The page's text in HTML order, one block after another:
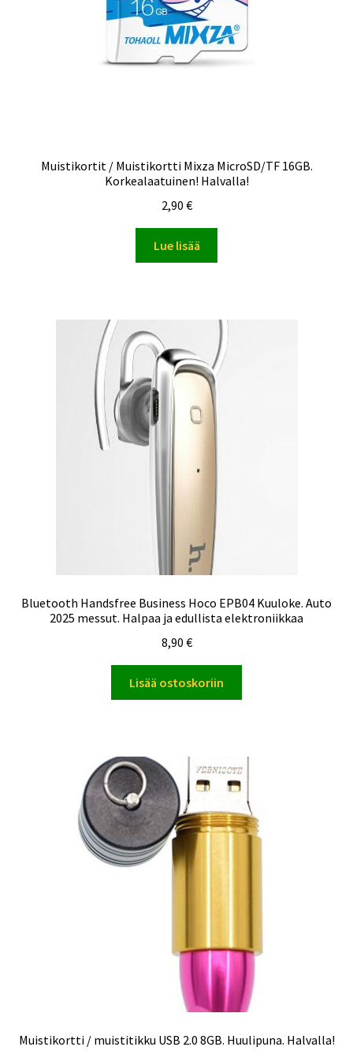
Muistikortit / Muistikortti Mixza MicroSD/TF 16GB.
Korkealaatuinen! Halvalla!
2,90 €
Lue lisää
Bluetooth Handsfree Business Hoco EPB04 Kuuloke. Auto
2025 messut. Halpaa ja edullista elektroniikkaa
8,90 €
Lisää ostoskoriin
Muistikortti / muistitikku USB 2.0 8GB. Huulipuna. Halvalla!